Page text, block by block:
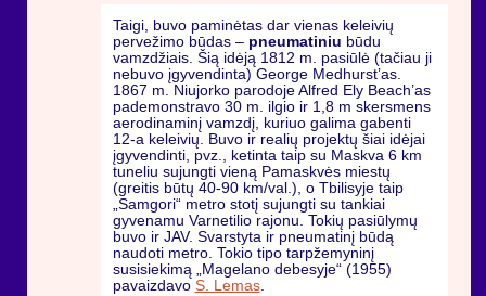
Taigi, buvo paminėtas dar vienas keleivių
pervežimo būdas – pneumatiniu būdu
vamzdžiais. Šią idėją 1812 m. pasiūlė (tačiau ji
nebuvo įgyvendinta) George Medhurst’as.
1867 m. Niujorko parodoje Alfred Ely Beach’as
pademonstravo 30 m. ilgio ir 1,8 m skersmens
aerodinaminį vamzdį, kuriuo galima gabenti
12-a keleivių. Buvo ir realių projektų šiai idėjai
įgyvendinti, pvz., ketinta taip su Maskva 6 km
tuneliu sujungti vieną Pamaskvės miestų
(greitis būtų 40-90 km/val.), o Tbilisyje taip
„Samgori“ metro stotį sujungti su tankiai
gyvenamu Varnetilio rajonu. Tokių pasiūlymų
buvo ir JAV. Svarstyta ir pneumatinį būdą
naudoti metro. Tokio tipo tarpžemyninį
susisiekimą „Magelano debesyje“ (1955)
pavaizdavo S. Lemas.